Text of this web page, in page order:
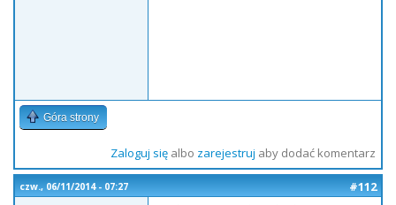
Góra strony
Zaloguj sięalbo zarejestruj aby dodać komentarz
czw., 06/11/2014 - 07:27
#112